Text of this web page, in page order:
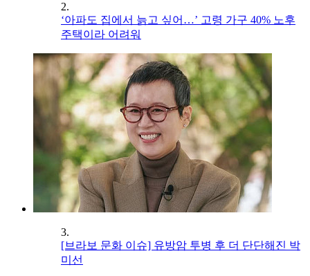
2.
‘아파도 집에서 늙고 싶어…’ 고령 가구 40% 노후
주택이라 어려워
3.
[브라보 문화 이슈] 유방암 투병 후 더 단단해진 박
미선